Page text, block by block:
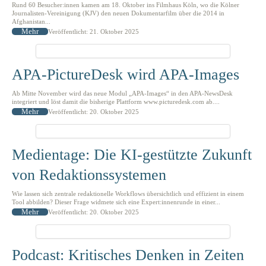
Rund 60 Besucher:innen kamen am 18. Oktober ins Filmhaus Köln, wo die Kölner
Journalisten-Vereinigung (KJV) den neuen Dokumentarfilm über die 2014 in
Afghanistan...
Mehr Veröffentlicht: 21. Oktober 2025
APA-PictureDesk wird APA-Images
Ab Mitte November wird das neue Modul „APA-Images“ in den APA-NewsDesk
integriert und löst damit die bisherige Plattform www.picturedesk.com ab....
Mehr Veröffentlicht: 20. Oktober 2025
Medientage: Die KI-gestützte Zukunft
von Redaktionssystemen
Wie lassen sich zentrale redaktionelle Workflows übersichtlich und effizient in einem
Tool abbilden? Dieser Frage widmete sich eine Expert:innenrunde in einer...
Mehr Veröffentlicht: 20. Oktober 2025
Podcast: Kritisches Denken in Zeiten